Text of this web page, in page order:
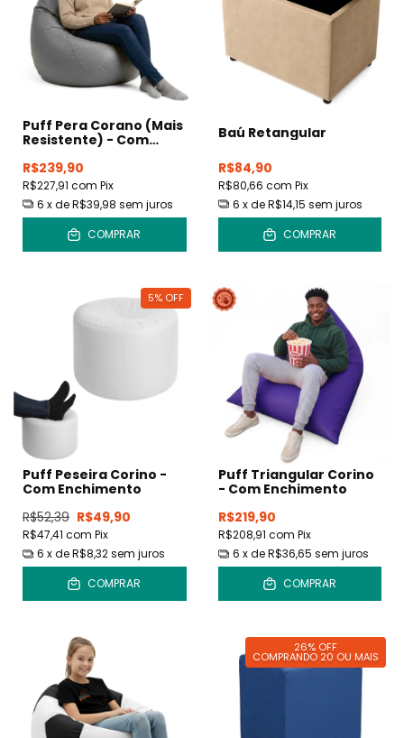
Puff Pera Corano (Mais
Resistente) - Com
R$239,90
R$227,91 com Pix
6 x deR$39,98 sem juros
COMPRAR
Baú Retangular
R$84,90
R$80,66 com Pix
6 x deR$14,15 sem juros
COMPRAR
5% OFF
Puff Peseira Corino -
Com Enchimento
R$52,39 R$49,90
R$47,41 com Pix
6 x deR$8,32sem juros
COMPRAR
Puff Triangular Corino
- Com Enchimento
R$219,90
R$208,91 com Pix
6 x deR$36,65 sem juros
COMPRAR
26% OFF
COMPRANDO 20 OU MAIS